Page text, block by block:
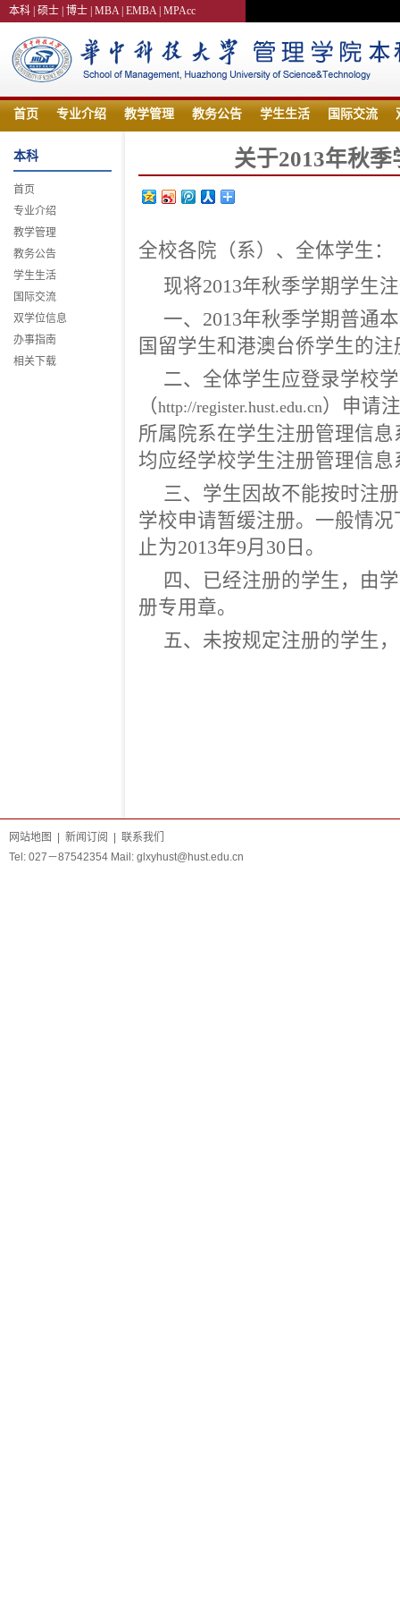
本科 | 硕士 | 博士 | MBA | EMBA | MPAcc
首页 专业介绍 教学管理 教务公告 学生生活 国际交流
本科
首页
专业介绍
教学管理
教务公告
学生生活
国际交流
双学位信息
办事指南
相关下载
关于2013年秋
全校各院（系）、全体学生：
现将2013年秋季学期学生
一、2013年秋季学期普通
国留学生和港澳台侨学生的
二、全体学生应登录学校
（http://register.hust.edu.cn）申请
所属院系在学生注册管理信
均应经学校学生注册管理信
三、学生因故不能按时注
学校申请暂缓注册。一般情
止为2013年9月30日。
四、已经注册的学生，由
册专用章。
五、未按规定注册的学生
网站地图 新闻订阅
联系我们
Tel: 027－87542354 Mail: glxyhust@hust.edu.cn